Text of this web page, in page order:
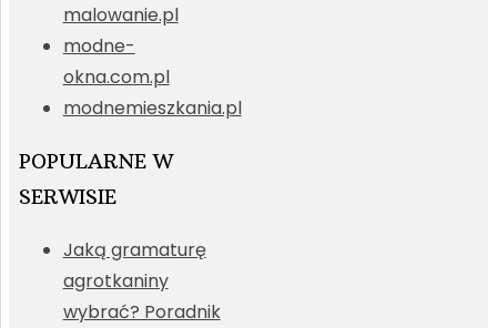
malowanie.pl
modne-
okna.com.pl
modnemieszkania.pl
POPULARNE W
SERWISIE
Jaką gramaturę
agrotkaniny
wybrać? Poradnik